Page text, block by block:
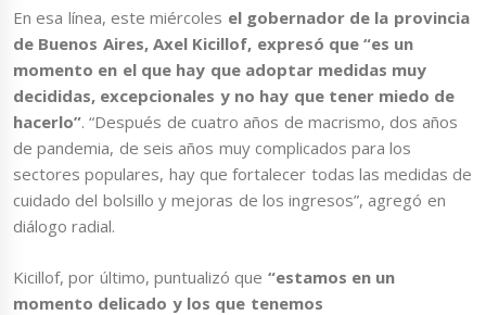
En esa línea, este miércoles el gobernador de la provincia
de Buenos Aires, Axel Kicillof, expresó que “es un
momento en el que hay que adoptar medidas muy
decididas, excepcionales y no hay que tener miedo de
hacerlo”. “Después de cuatro años de macrismo, dos años
de pandemia, de seis años muy complicados para los
sectores populares, hay que fortalecer todas las medidas de
cuidado del bolsillo y mejoras de los ingresos”, agregó en
diálogo radial.
Kicillof, por último, puntualizó que “estamos en un
momento delicado y los que tenemos